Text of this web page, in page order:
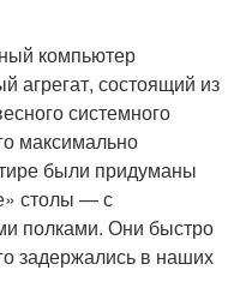
компьютер
агрегат, состоящий из
системного
максимально
были придуманы
столы — с
полками. Они быстро
задержались в наших